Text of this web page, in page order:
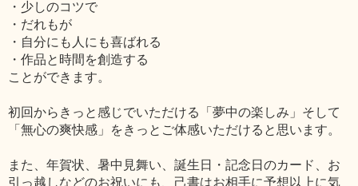
・少しのコツで
・だれもが
・自分にも人にも喜ばれる
・作品と時間を創造する
ことができます。
初回からきっと感じでいただける「夢中の楽しみ」そして
「無心の爽快感」をきっとご体感いただけると思います。
また、年賀状、暑中見舞い、誕生日・記念日のカード、お
引っ越しなどのお祝いにも、己書はお相手に予想以上に気